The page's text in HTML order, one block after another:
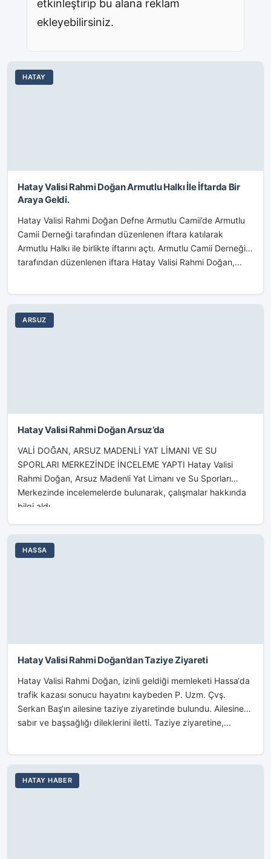
etkinleştirip bu alana reklam
ekleyebilirsiniz.
HATAY
Hatay Valisi Rahmi Doğan Armutlu Halkı İle İftarda Bir
Araya Geldi.
Hatay Valisi Rahmi Doğan Defne Armutlu Camii’de Armutlu
Camii Derneği tarafından düzenlenen iftara katılarak
Armutlu Halkı ile birlikte iftarını açtı. Armutlu Camii Derneği
tarafından düzenlenen iftara Hatay Valisi Rahmi Doğan,...
ARSUZ
Hatay Valisi Rahmi Doğan Arsuz’da
VALİ DOĞAN, ARSUZ MADENLİ YAT LİMANI VE SU
SPORLARI MERKEZİNDE İNCELEME YAPTI Hatay Valisi
Rahmi Doğan, Arsuz Madenli Yat Limanı ve Su Sporları
Merkezinde incelemelerde bulunarak, çalışmalar hakkında
bilgi aldı....
HASSA
Hatay Valisi Rahmi Doğan’dan Taziye Ziyareti
Hatay Valisi Rahmi Doğan, izinli geldiği memleketi Hassa‘da
trafik kazası sonucu hayatını kaybeden P. Uzm. Çvş.
Serkan Baş‘ın ailesine taziye ziyaretinde bulundu. Ailesine
sabır ve başsağlığı dileklerini iletti. Taziye ziyaretine,...
HATAY HABER